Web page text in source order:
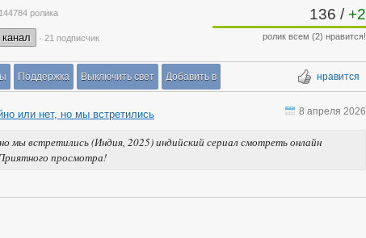
ролика
· 21 подписчик
136 / +2
ролик всем (2) нравится!
нравится
Поддержка Выключить свет Добавить в
или нет, но мы встретились
мы встретились (Индия, 2025) индийский сериал смотреть онлайн
просмотра!
8 апреля 2026